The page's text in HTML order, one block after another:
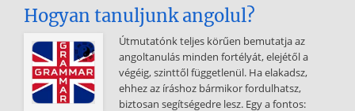
Hogyan tanuljunk angolul?
Útmutatónk teljes körűen bemutatja az
angoltanulás minden fortélyát, elejétől a
végéig, szinttől függetlenül. Ha elakadsz,
ehhez az íráshoz bármikor fordulhatsz,
biztosan segítségedre lesz. Egy a fontos: